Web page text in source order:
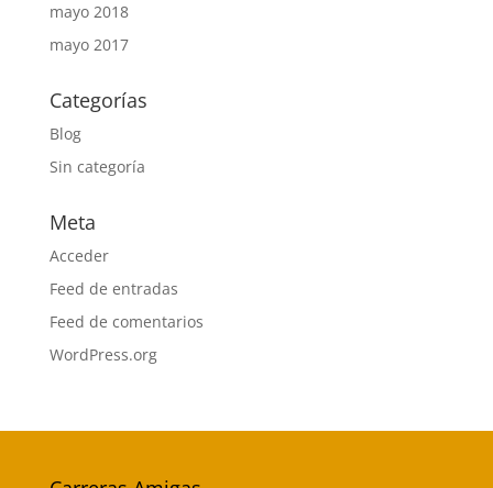
mayo 2018
mayo 2017
Categorías
Blog
Sin categoría
Meta
Acceder
Feed de entradas
Feed de comentarios
WordPress.org